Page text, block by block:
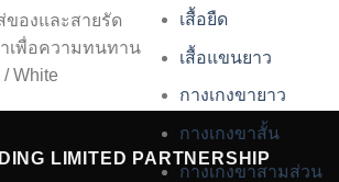
เสื้อยืด
เสื้อแขนยาว
กางเกงขายาว
กางเกงขาสั้น
กางเกงขาสามส่วน
ของและสายรัด
เพื่อความทนทาน
White
LIMITED PARTNERSHIP